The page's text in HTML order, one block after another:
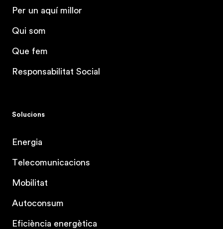
Per un aquí millor
Qui som
Que fem
Responsabilitat Social
Solucions
Energia
Telecomunicacions
Mobilitat
Autoconsum
Eficiència energètica